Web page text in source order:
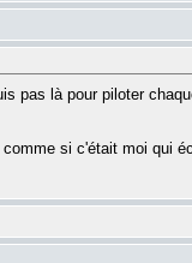
pas là pour piloter
si c'était moi qui